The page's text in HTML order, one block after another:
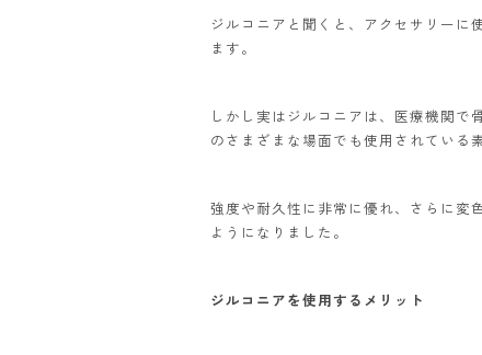
ジルコニアと聞くと、アクセサリーに
ます。
しかし実はジルコニアは、医療機関
のさまざまな場面でも使用されている
強度や耐久性に非常に優れ、さらに変
ようになりました。
ジルコニアを使用するメリット